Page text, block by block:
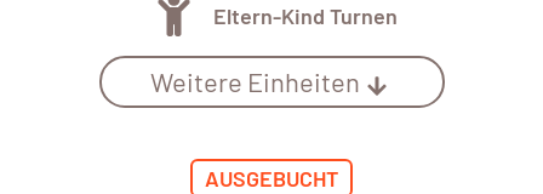
Eltern-Kind Turnen
Weitere Einheiten
AUSGEBUCHT